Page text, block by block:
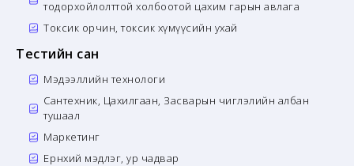
тодорхойлолттой холбоотой цахим гарын авлага
Токсик орчин, токсик хүмүүсийн ухай
Тестийн сан
Мэдээллийн технологи
Сантехник, Цахилгаан, Засварын чиглэлийн албан
тушаал
Маркетинг
Ерөнхий мэдлэг, ур чадвар